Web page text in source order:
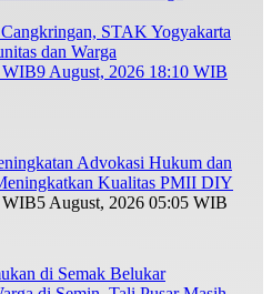
STAK Yogyakarta
dan Warga
WIB9 August, 2026 18:10 WIB
Advokasi Hukum dan
Kualitas PMII DIY
WIB5 August, 2026 05:05 WIB
di Semak Belukar